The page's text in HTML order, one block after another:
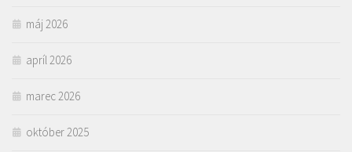
máj 2026
apríl 2026
marec 2026
október 2025